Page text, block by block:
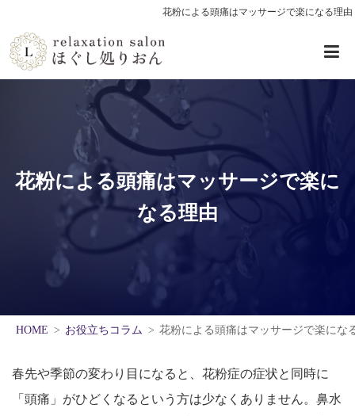
花粉による頭痛はマッサージで楽になる理由
花粉による頭痛はマッサージで楽に
なる理由
HOME お役立ちコラム 花粉による頭痛はマッサージで楽にな
春先や季節の変わり目になると、花粉症の症状と同時に
「頭痛」がひどくなるという方は少なくありません。鼻水